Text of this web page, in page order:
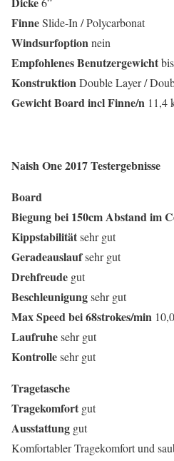
FinneSlide-In / Polycarbonat
Windsurfoptionnein
EmpfohlenesBenutzergewicht
KonstruktionDouble Layer /
GewichtBoardinclFinne/n 11,4
Naish One 2017 Testergebnisse
Board
Biegungbei 150cmAbstandim
Kippstabilitätsehr gut
Geradeauslaufsehr gut
Drehfreude gut
Beschleunigungsehr gut
MaxSpeedbei68strokes/min
Laufruhesehr gut
Kontrollesehr gut
Tragetasche
Tragekomfort gut
Ausstattung gut
Komfortabler Tragekomfort und